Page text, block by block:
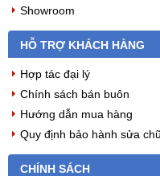
Showroom
HỖ TRỢ KHÁCH HÀNG
Hợp tác đại lý
Chính sách bán buôn
Hướng dẫn mua hàng
Quy định bảo hành sửa
CHÍNH SÁCH